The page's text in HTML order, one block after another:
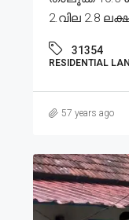
2.വില 2.8
31354
RESIDENTIAL
57 years ago